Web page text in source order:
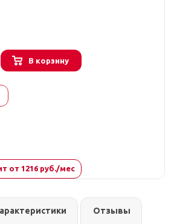
В корзину
от 1216 руб./мес
Отзывы